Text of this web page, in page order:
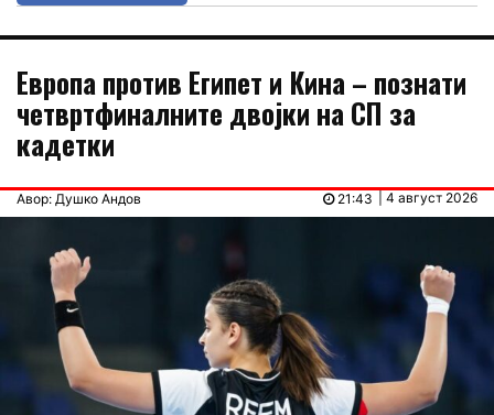
Европа против Египет и Кина – познати
четвртфиналните двојки на СП за
кадетки
Авор: Душко Андов | 4 август 2026
21:43